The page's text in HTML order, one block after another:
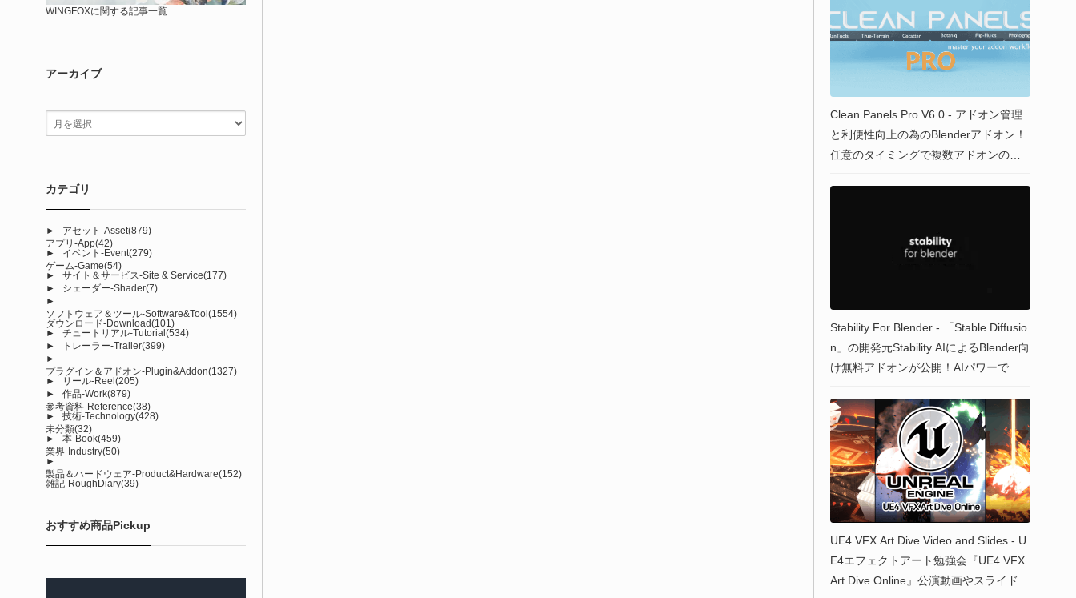
WINGFOXに関する記事一覧
アーカイブ
カテゴリ
► アセット-Asset(879)
アプリ-App(42)
►
イベント-Event(279)
ゲーム-Game(54)
►
サイト＆サービス-Site & Service(177)
►
シェーダー-Shader(7)
►
ソフトウェア＆ツール-Software&Tool(1554)
ダウンロード-Download(101)
►
チュートリアル-Tutorial(534)
►
トレーラー-Trailer(399)
►
プラグイン＆アドオン-Plugin&Addon(1327)
►
リール-Reel(205)
►
作品-Work(879)
参考資料-Reference(38)
►
技術-Technology(428)
未分類(32)
►
本-Book(459)
業界-Industry(50)
►
製品＆ハードウェア-Product&Hardware(152)
雑記-RoughDiary(39)
おすすめ商品Pickup
Clean Panels Pro V6.0 - アドオン管理
と利便性向上の為のBlenderアドオン！
任意のタイミングで複数アドオンのセ
Stability For Blender - 「Stable Diffusio
n」の開発元Stability AIによるBlender向
け無料アドオンが公開！AIパワーで画
成可能！
UE4 VFX Art Dive Video and Slides - U
E4エフェクトアート勉強会『UE4 VFX
Art Dive Online』公演動画やスライドが